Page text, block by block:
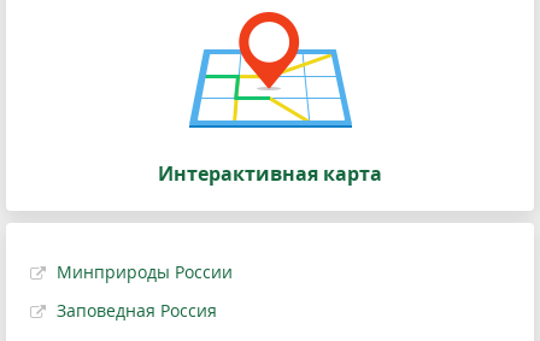
Интерактивная карта
Минприроды России
Заповедная Россия